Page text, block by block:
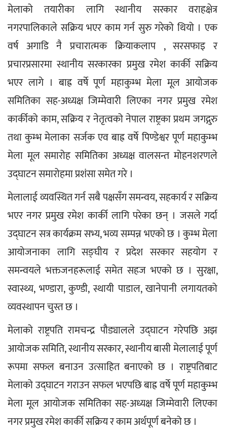
मेलाको तयारीका लागि स्थानीय सरकार वराहक्षेत्र
नगरपालिकाले सक्रिय भएर काम गर्न सुरु गरेको थियो । एक
वर्ष अगाडि नै प्रचारात्मक क्रियाकलाप , सरसफाइ र
प्रचारप्रसारमा स्थानीय सरकारका प्रमुख रमेश कार्की सक्रिय
भएर लागे । बाह्र वर्षे पूर्ण महाकुम्भ मेला मूल आयोजक
समितिका सह-अध्यक्ष जिम्मेवारी लिएका नगर प्रमुख रमेश
कार्कीको काम, सक्रिय र नेतृत्वको नेपाल राष्ट्रका प्रथम जगद्गुरु
तथा कुम्भ मेलाका सर्जक एव बाह्र वर्षे पिण्डेश्वर पूर्ण महाकुम्भ
मेला मूल समारोह समितिका अध्यक्ष वालसन्त मोहनशरणले
उद्घाटन समारोहमा प्रशंसा समेत गरे ।
मेलालाई व्यवस्थित गर्न सबै पक्षसँग समन्वय, सहकार्य र सक्रिय
भएर नगर प्रमुख रमेश कार्की लागि परेका छन् । जसले गर्दा
उद्घाटन सत्र कार्यक्रम सभ्य, भव्य सम्पन्न भएको छ । कुम्भ मेला
आयोजनाका लागि सङ्घीय र प्रदेश सरकार सहयोग र
समन्वयले भक्तजनहरूलाई समेत सहज भएको छ । सुरक्षा,
स्वास्थ्य, भण्डारा, कुण्डी, स्थायी पाडाल, खानेपानी लगायतको
व्यवस्थापन चुस्त छ ।
मेलाको राष्ट्रपति रामचन्द्र पौड्यालले उद्घाटन गरेपछि अझ
आयोजक समिति, स्थानीय सरकार, स्थानीय बासी मेलालाई पूर्ण
रूपमा सफल बनाउन उत्साहित बनाएको छ । राष्ट्रपतिबाट
मेलाको उद्घाटन गराउन सफल भएपछि बाह्र वर्षे पूर्ण महाकुम्भ
मेला मूल आयोजक समितिका सह-अध्यक्ष जिम्मेवारी लिएका
नगर प्रमुख रमेश कार्की सक्रिय र काम अर्थपूर्ण बनेको छ ।